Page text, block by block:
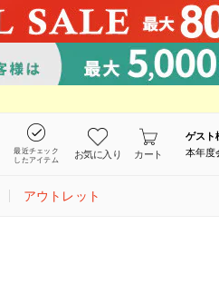
最近チェック
したアイテム
お気に入り カート
ゲスト
本年度
アウトレット